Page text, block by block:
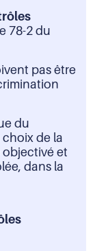
78-2 du
pas être
du
de la
et
dans la